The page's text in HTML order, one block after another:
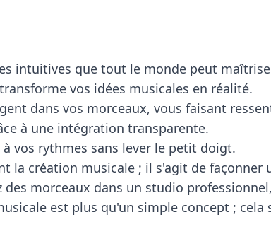
intuitives que tout le monde peut
vos idées musicales en réalité.
dans vos morceaux, vous faisant
à une intégration transparente.
vos rythmes sans lever le petit doigt.
la création musicale ; il s'agit de façonner
morceaux dans un studio
est plus qu'un simple concept ;